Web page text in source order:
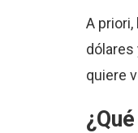
A priori,
dólares
quiere